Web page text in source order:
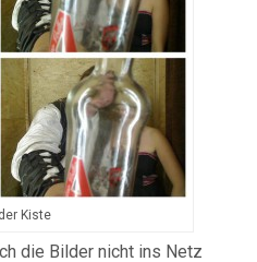
Kiste
die Bilder nicht ins Netz